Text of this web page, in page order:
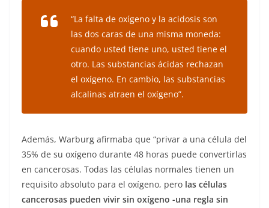
“La falta de oxígeno y la acidosis son
las dos caras de una misma moneda:
cuando usted tiene uno, usted tiene el
otro. Las substancias ácidas rechazan
el oxígeno. En cambio, las substancias
alcalinas atraen el oxígeno”.
Además, Warburg afirmaba que “privar a una célula del
35% de su oxígeno durante 48 horas puede convertirlas
en cancerosas. Todas las células normales tienen un
requisito absoluto para el oxígeno, pero las células
cancerosas pueden vivir sin oxígeno -una regla sin